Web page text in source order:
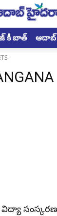
కీ బాత్ ఆదాబ్
విద్యా